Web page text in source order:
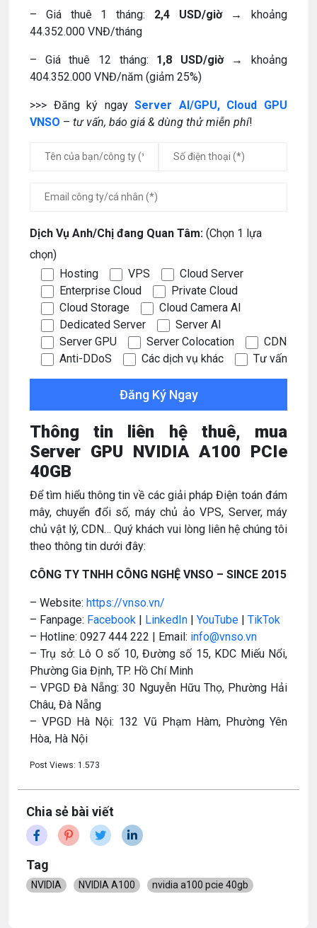
– Giá thuê 1 tháng: 2,4 USD/giờ→ khoảng
44.352.000 VNĐ/tháng
– Giá thuê 12 tháng: 1,8 USD/giờ→ khoảng
404.352.000 VNĐ/năm (giảm 25%)
>>> Đăng ký ngayServer AI/GPU, Cloud GPU
VNSO – tư vấn, báo giá & dùng thử miễn phí!
Dịch Vụ Anh/Chị đang Quan Tâm: (Chọn 1 lựa
chọn)
Hosting
VPS
Cloud Server
Enterprise Cloud
Private Cloud
Cloud Storage
Cloud Camera AI
Dedicated Server
Server AI
Server GPU
Server Colocation
CDN
Anti-DDoS
Các dịch vụ khác Tư vấn
Thông tin liên hệ thuê, mua
Server GPU NVIDIA A100 PCIe
40GB
Để tìm hiểu thông tin về các giải pháp Điện toán đám
mây, chuyển đổi số, máy chủ ảo VPS, Server, máy
chủ vật lý, CDN… Quý khách vui lòng liên hệ chúng tôi
theo thông tin dưới đây:
CÔNG TY TNHH CÔNG NGHỆ VNSO – SINCE 2015
– Website: https://vnso.vn/
– Fanpage: Facebook | LinkedIn | YouTube | TikTok
– Hotline: 0927 444 222 | Email: info@vnso.vn
– Trụ sở: Lô O số 10, Đường số 15, KDC Miếu Nổi,
Phường Gia Định, TP. Hồ Chí Minh
– VPGD Đà Nẵng: 30 Nguyễn Hữu Thọ, Phường Hải
Châu, Đà Nẵng
– VPGD Hà Nội: 132 Vũ Phạm Hàm, Phường Yên
Hòa, Hà Nội
Post Views: 1.573
Chia sẻ bài viết
Tag
NVIDIA NVIDIA A100 nvidia a100 pcie 40gb